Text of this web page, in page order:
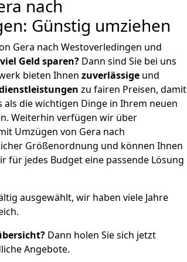
nach
Günstig umziehen
Gera nach Westoverledingen und
viel Geld sparen? Dann sind Sie bei uns
bieten Ihnen zuverlässige und
zu fairen Preisen, damit
als die wichtigen Dinge in Ihrem neuen
Weiterhin verfügen wir über
Umzügen von Gera nach
Größenordnung und können Ihnen
für jedes Budget eine passende Lösung
ausgewählt, wir haben viele Jahre
Dann holen Sie sich jetzt
Angebote.